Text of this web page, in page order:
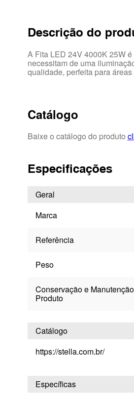
Descrição do
A Fita LED 24V 4000K 25W
necessitam de uma
qualidade, perfeita para
Catálogo
Baixe o catálogo do produto
Especificações
Geral
Marca
Referência
Peso
Conservação e
Produto
Catálogo
https://stella.com.br/
Específicas